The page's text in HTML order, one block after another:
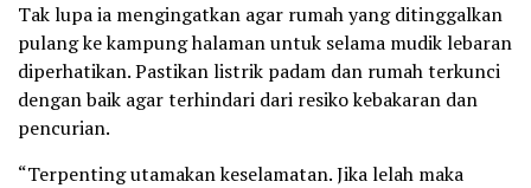
Tak lupa ia mengingatkan agar rumah yang ditinggalkan
pulang ke kampung halaman untuk selama mudik lebaran
diperhatikan. Pastikan listrik padam dan rumah terkunci
dengan baik agar terhindari dari resiko kebakaran dan
pencurian.
“Terpenting utamakan keselamatan. Jika lelah maka